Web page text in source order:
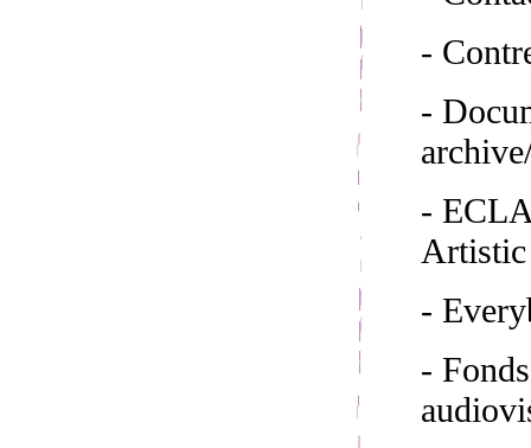
-
-
-
Artistic
-
-